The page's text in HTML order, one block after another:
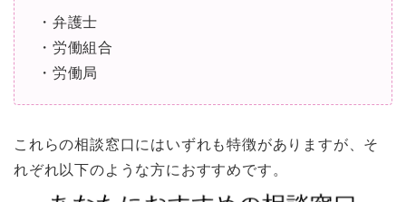
・弁護士
・労働組合
・労働局
これらの相談窓口にはいずれも特徴がありますが、そ
れぞれ以下のような方におすすめです。